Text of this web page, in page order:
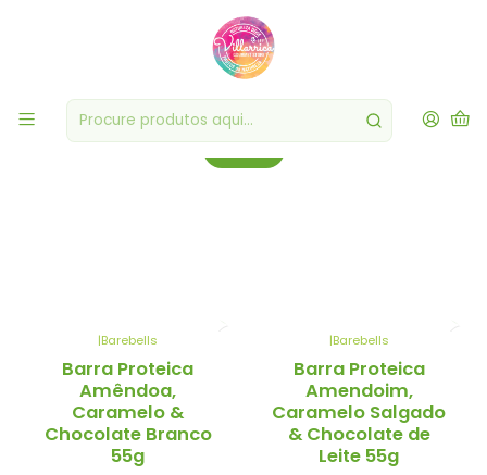
Proteínas
Maximize o potencial do seu corpo com nossa seleção premium de
proteínas.
-50%
Promo
Esgotado
|Barebells
Barra Proteica
Amêndoa,
Caramelo &
Chocolate Branco
55g
|Barebells
Barra Proteica
Amendoim,
Caramelo Salgado
& Chocolate de
Leite 55g